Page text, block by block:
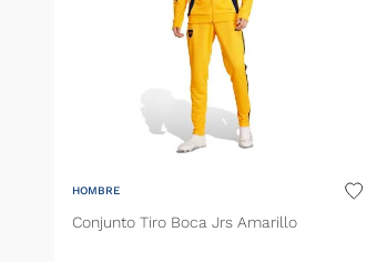
HOMBRE
Conjunto Tiro Boca Jrs Amarillo